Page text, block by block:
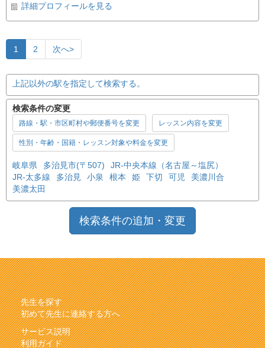
詳細プロフィールを見る
1 2 次へ>
上記以外の駅を指定して検索する。
検索条件の変更
路線・駅・市区町村や郵便番号を変更 レッスン内容を変更
性別・年齢・国籍・レッスン対象や料金を変更
岐阜県 多治見市(〒507)
JR-中央本線（名古屋～塩尻）
JR-太多線
多治見 小泉 根本 姫 下切 可児
美濃川合
美濃太田
検索条件の追加・変更
先生を探す
初めて先生に連絡する方へ
サービス説明
利用ガイド